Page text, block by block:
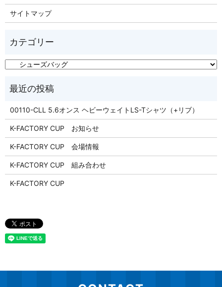
サイトマップ
00110-CLL 5.6オンス ヘビーウェイトLS-Tシャツ（+リブ）
K-FACTORY CUP お知らせ
K-FACTORY CUP 会場情報
K-FACTORY CUP 組み合わせ
K-FACTORY CUP